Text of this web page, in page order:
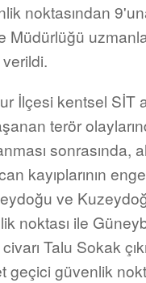
noktasından
Müdürlüğü
İlçesi kentsel SİT
terör
sonrasında,
kayıplarının
ve
noktası ile
Talu Sokak
güvenlik